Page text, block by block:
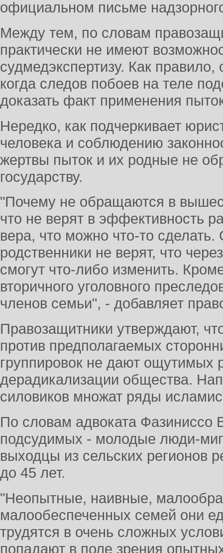
официальном письме
Между тем, по словам
практически не имеют
судмедэкспертизу. Как
когда следов побоев на теле
доказать факт применения
Нередко, как подчеркивает
человека и соблюдению
жертвы пыток и их родные не
государству.
"Почему не обращаются в
что не верят в эффективность
вера, что можно что-то
родственники не верят, что
смогут что-либо изменить.
вторичного уголовного
членов семьи", - добавляет
Правозащитники утверждают,
против предполагаемых
группировок не дают ощутимых
дерадикализации общества.
силовиков множат ряды
По словам адвоката Фазиниссо
подсудимых - молодые люди-
выходцы из сельских регионов
до 45 лет.
"Неопытные, наивные,
малообеспеченных семей они
трудятся в очень сложных
попадают в поле зрения